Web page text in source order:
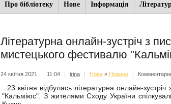
Про бібліотеку Нове Iнформацiя
Літературна онлайн-зустріч з
мистецького фестивалю
24 квітня 2021 | 11:04 | irina | Нове » Новини |
23 квітня відбулась літературна онлайн-
"Кальміюс". З жителями Сходу України